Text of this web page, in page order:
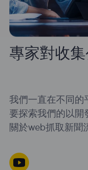
專家對收
我們一直在不同的
要探索我們的以開
關於web抓取新聞